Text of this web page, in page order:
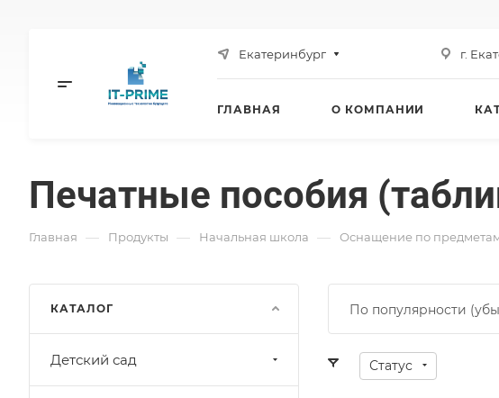
Екатеринбург г.
ГЛАВНАЯ О КОМПАНИИ
Печатные пособия
Главная — Продукты — Начальная школа — Оснащение по
По популярности
Статус
КАТАЛОГ
Детский сад